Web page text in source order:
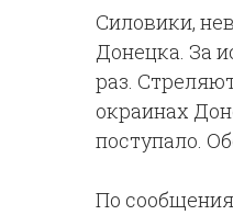
Силовики,
Донецка. За
раз.
окраинах
поступало.
По